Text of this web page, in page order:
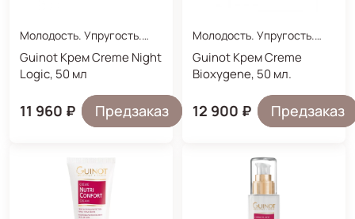
глаз. Используйте интенсивным курсом в
течение 30 дней для получения наилучших
результатов.
Совет эксперта:
для получения более
быстрого результата используйте крем
Молодость. Упругость.
Увлажнение.
Guinot Крем Creme Night
Logic, 50 мл
11 960 ₽ Предзаказ
Молодость. Упругость.
Увлажнение.
Guinot Крем Creme
Bioxygene, 50 мл.
12 900 ₽ Предзаказ